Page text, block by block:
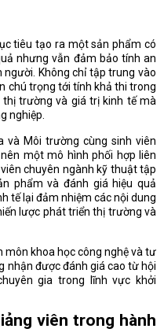
tiêu tạo ra một sản phẩm có
nhưng vẫn đảm bảo tính an
Không chỉ tập trung vào
chú trọng tới tính khả thi trong
trường và giá trị kinh tế mà
nghiệp.
và Môi trường cùng sinh viên
một mô hình phối hợp liên
chuyên ngành kỹ thuật tập
phẩm và đánh giá hiệu quả
tế lại đảm nhiệm các nội dung
lược phát triển thị trường và
môn khoa học công nghệ và tư
nhận được đánh giá cao từ hội
gia trong lĩnh vực khởi
viên trong hành